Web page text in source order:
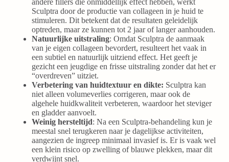
andere fillers die onmiddellijk effect hebben, werkt
Sculptra door de productie van collageen in je huid te
stimuleren. Dit betekent dat de resultaten geleidelijk
optreden, maar ze kunnen tot 2 jaar of langer aanhouden.
Natuurlijke uitstraling: Omdat Sculptra de aanmaak
van je eigen collageen bevordert, resulteert het vaak in
een subtiel en natuurlijk uitziend effect. Het geeft je
gezicht een jeugdige en frisse uitstraling zonder dat het er
“overdreven” uitziet.
Verbetering van huidtextuur en dikte: Sculptra kan
niet alleen volumeverlies corrigeren, maar ook de
algehele huidkwaliteit verbeteren, waardoor het steviger
en gladder aanvoelt.
Weinig hersteltijd: Na een Sculptra-behandeling kun je
meestal snel terugkeren naar je dagelijkse activiteiten,
aangezien de ingreep minimaal invasief is. Er is vaak wel
een klein risico op zwelling of blauwe plekken, maar dit
verdwijnt snel.